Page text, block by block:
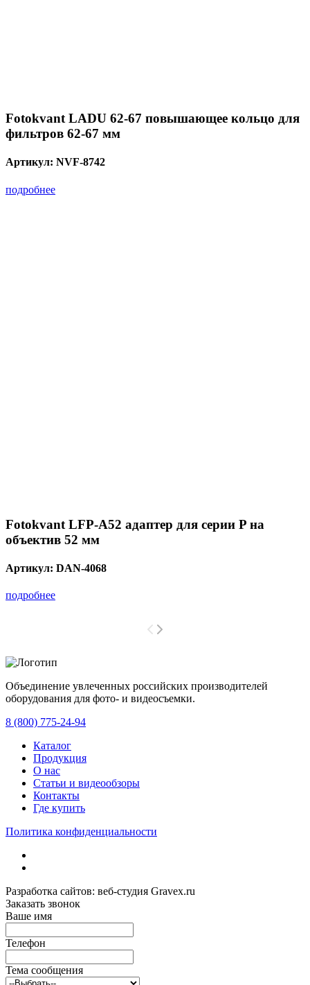
Fotokvant LADU 62-67 повышающее кольцо для
фильтров 62-67 мм
Артикул: NVF-8742
подробнее
Fotokvant LFP-A52 адаптер для серии P на
объектив 52 мм
Артикул: DAN-4068
подробнее
Объединение увлеченных российских производителей
оборудования для фото- и видеосъемки.
8 (800) 775-24-94
Каталог
Продукция
О нас
Статьи и видеообзоры
Контакты
Где купить
Политика конфиденциальности
Разработка сайтов: веб-студия Gravex.ru
Заказать звонок
Ваше имя
Телефон
Тема сообщения